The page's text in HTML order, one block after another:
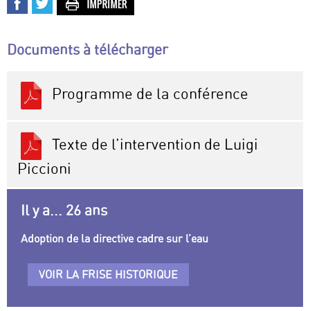
Documents à télécharger
Programme de la conférence
Texte de l’intervention de Luigi
Piccioni
Il y a... 26 ans
Adoption de la directive cadre sur l’eau
VOIR LA FRISE HISTORIQUE